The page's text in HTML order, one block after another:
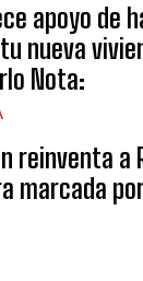
apoyo de
nueva
Nota:
reinventa a
marcada